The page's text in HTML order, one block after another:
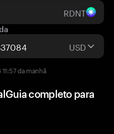
RDNT
USD
da manhã
completo para